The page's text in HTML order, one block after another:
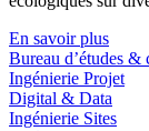
En savoir plus
Bureau d’études &
Ingénierie Projet
Digital & Data
Ingénierie Sites